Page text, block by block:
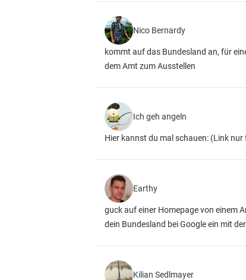
Nico Bernardy
kommt auf das Bundesland an, für
dem Amt zum Ausstellen
Ich geh angeln
Hier kannst du mal schauen: (Link nur
Earthy
guck auf einer Homepage von einem
dein Bundesland bei Google ein mit
Kilian Sedlmayer